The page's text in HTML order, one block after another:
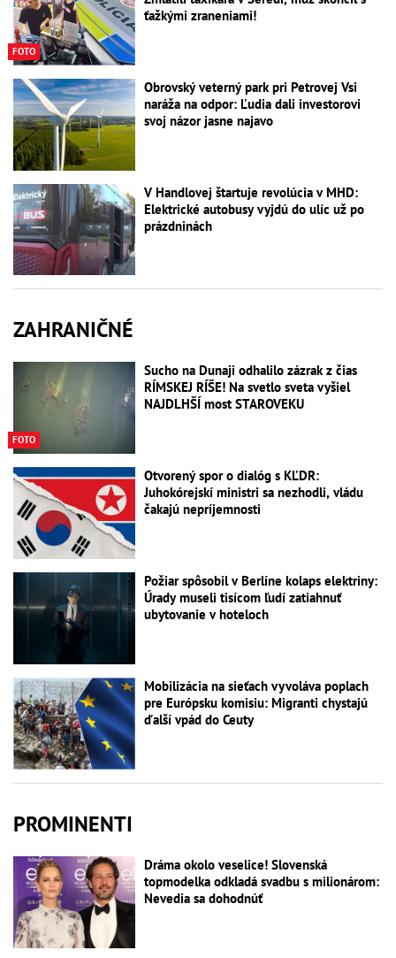
FOTO
ťažkými zraneniami!
Obrovský veterný park pri Petrovej Vsi
naráža na odpor: Ľudia dali investorovi
svoj názor jasne najavo
V Handlovej štartuje revolúcia v MHD:
Elektrické autobusy vyjdú do ulíc už po
prázdninách
ZAHRANIČNÉ
FOTO
Sucho na Dunaji odhalilo zázrak z čias
RÍMSKEJ RÍŠE! Na svetlo sveta vyšiel
NAJDLHŠÍ most STAROVEKU
Otvorený spor o dialóg s KĽDR:
Juhokórejskí ministri sa nezhodli, vládu
čakajú nepríjemnosti
Požiar spôsobil v Berlíne kolaps elektriny:
Úrady museli tisícom ľudí zatiahnuť
ubytovanie v hoteloch
Mobilizácia na sieťach vyvoláva poplach
pre Európsku komisiu: Migranti chystajú
ďalší vpád do Ceuty
PROMINENTI
Dráma okolo veselice! Slovenská
topmodelka odkladá svadbu s milionárom:
Nevedia sa dohodnúť